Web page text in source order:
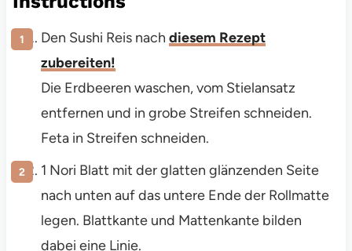
Den Sushi Reis nach diesem Rezept
zubereiten!
Die Erdbeeren waschen, vom Stielansatz
entfernen und in grobe Streifen schneiden.
Feta in Streifen schneiden.
1 Nori Blatt mit der glatten glänzenden Seite
nach unten auf das untere Ende der Rollmatte
legen. Blattkante und Mattenkante bilden
dabei eine Linie.